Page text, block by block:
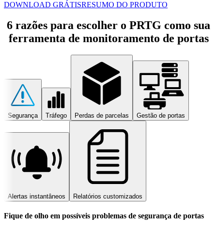
DOWNLOAD GRÁTISRESUMO DO PRODUTO
6 razões para escolher o PRTG como sua
ferramenta de monitoramento de portas
Segurança Tráfego Perdas de parcelas Gestão de portas
Alertas instantâneos Relatórios customizados
Fique de olho em possíveis problemas de segurança de portas